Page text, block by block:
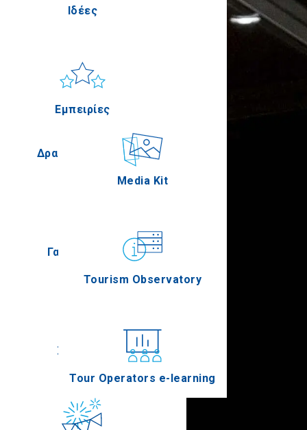
Δραστηριότητες
Γαστρονομία
Συνέδρια
Media Kit
Tourism Observatory
Tour Operators e-learning
Ιδέες
Εμπειρίες